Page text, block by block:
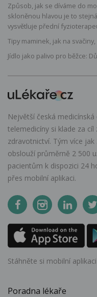
Způsob, jak se díváme do
skloněnou hlavou je to
vysvětluje přední
Tipy maminek, jak na
Jídlo jako palivo pro běžce:
Největší česká
telemedicíny si klade za
zdravotnictví. Tým více
obslouží průměrně 2 500
pacientům k dispozici 24
přes mobilní aplikaci.
Stáhněte si mobilní aplikaci
Poradna lékaře